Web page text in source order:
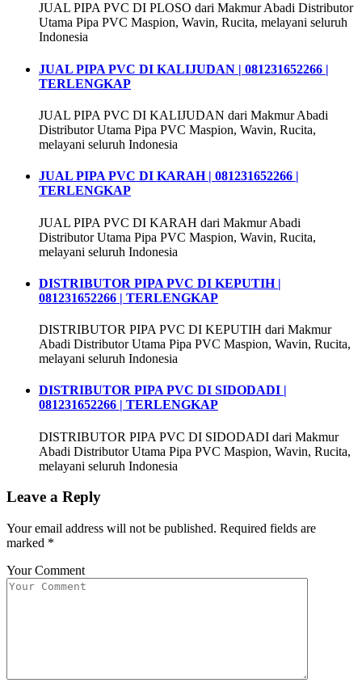
JUAL PIPA PVC DI PLOSO dari Makmur Abadi Distributor
Utama Pipa PVC Maspion, Wavin, Rucita, melayani seluruh
Indonesia
JUAL PIPA PVC DI KALIJUDAN | 081231652266 |
TERLENGKAP
JUAL PIPA PVC DI KALIJUDAN dari Makmur Abadi
Distributor Utama Pipa PVC Maspion, Wavin, Rucita,
melayani seluruh Indonesia
JUAL PIPA PVC DI KARAH | 081231652266 |
TERLENGKAP
JUAL PIPA PVC DI KARAH dari Makmur Abadi
Distributor Utama Pipa PVC Maspion, Wavin, Rucita,
melayani seluruh Indonesia
DISTRIBUTOR PIPA PVC DI KEPUTIH |
081231652266 | TERLENGKAP
DISTRIBUTOR PIPA PVC DI KEPUTIH dari Makmur
Abadi Distributor Utama Pipa PVC Maspion, Wavin, Rucita,
melayani seluruh Indonesia
DISTRIBUTOR PIPA PVC DI SIDODADI |
081231652266 | TERLENGKAP
DISTRIBUTOR PIPA PVC DI SIDODADI dari Makmur
Abadi Distributor Utama Pipa PVC Maspion, Wavin, Rucita,
melayani seluruh Indonesia
Leave a Reply
Your email address will not be published. Required fields are
marked *
Your Comment